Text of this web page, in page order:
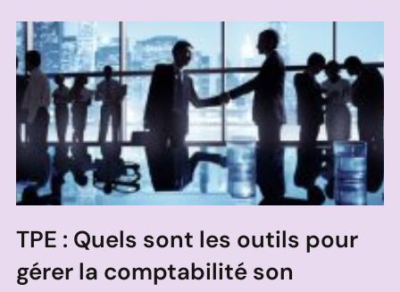
TPE : Quels sont les outils pour
gérer la comptabilité son